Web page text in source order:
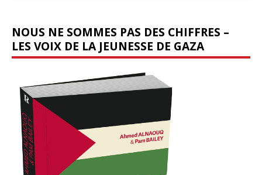
NOUS NE SOMMES PAS DES CHIFFRES –
LES VOIX DE LA JEUNESSE DE GAZA